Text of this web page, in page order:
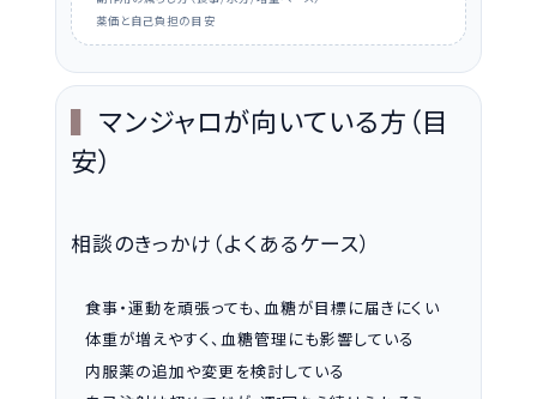
薬価と自己負担の目安
マンジャロが向いている方（目
安）
相談のきっかけ（よくあるケース）
食事・運動を頑張っても、血糖が目標に届きにくい
体重が増えやすく、血糖管理にも影響している
内服薬の追加や変更を検討している